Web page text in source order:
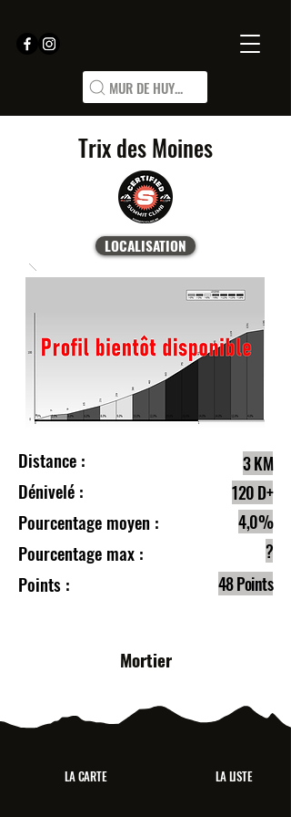
MUR DE HUY...
Trix des Moines
LOCALISATION
Distance :
Dénivelé :
Pourcentage moyen :
Pourcentage max :
Points :
3 KM
120 D+
4,0%
?
48 Points
Mortier
LA CARTE LA LISTE